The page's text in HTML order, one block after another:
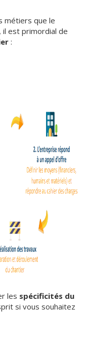
métiers que le
il est primordial de
:
les spécificités du
si vous souhaitez